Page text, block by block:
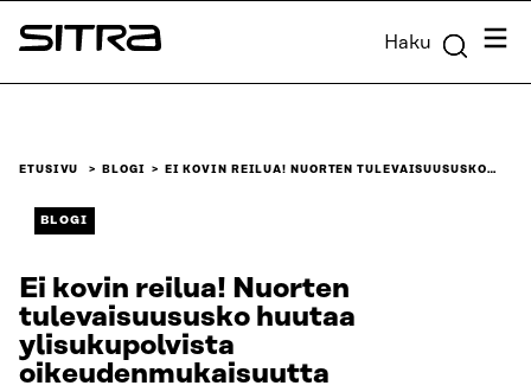
Siirry
suoraan
Sitra Haku
ETUSIVU BLOGI EI KOVIN REILUA! NUORTEN TULEVAISUUSUSKO…
BLOGI
Ei kovin reilua! Nuorten
tulevaisuususko huutaa
ylisukupolvista
oikeudenmukaisuutta